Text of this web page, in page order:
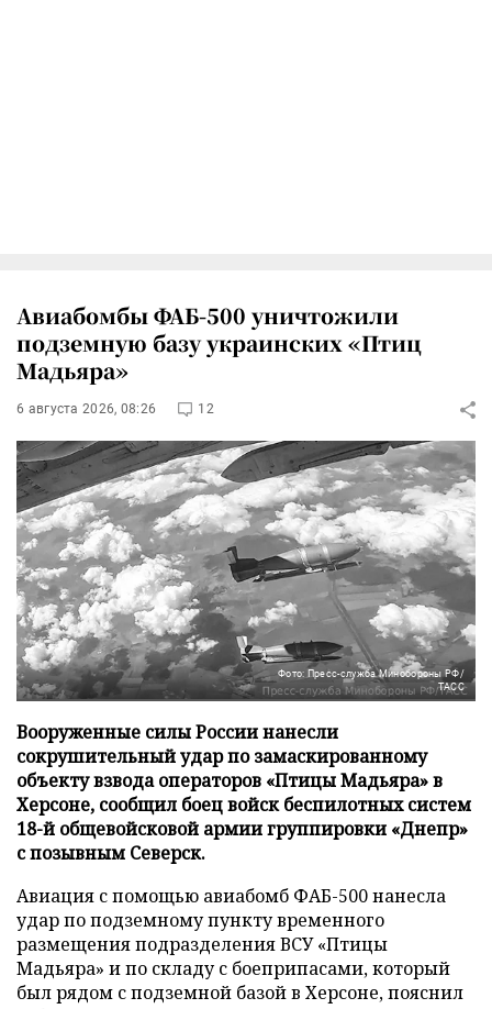
Авиабомбы ФАБ-500 уничтожили
подземную базу украинских «Птиц
Мадьяра»
6 августа 2026, 08:26 12
Фото: Пресс-служба Минобороны РФ/
ТАСС
Вооруженные силы России нанесли
сокрушительный удар по замаскированному
объекту взвода операторов «Птицы Мадьяра» в
Херсоне, сообщил боец войск беспилотных систем
18-й общевойсковой армии группировки «Днепр»
с позывным Северск.
Авиация с помощью авиабомб ФАБ-500 нанесла
удар по подземному пункту временного
размещения подразделения ВСУ «Птицы
Мадьяра» и по складу с боеприпасами, который
был рядом с подземной базой в Херсоне, пояснил